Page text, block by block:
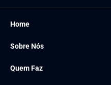
Home
Sobre Nós
Quem Faz